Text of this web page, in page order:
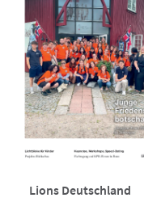
Lions Deutschland